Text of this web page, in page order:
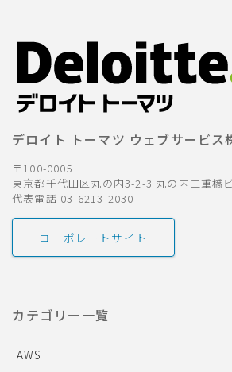
デロイト トーマツ ウェブサービス
〒100-0005
東京都千代田区丸の内3-2-3 丸の内二重橋
代表電話 03-6213-2030
コーポレートサイト
カテゴリー一覧
AWS